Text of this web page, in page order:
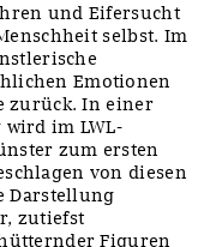
und Eifersucht
selbst. Im
Emotionen
zurück. In einer
im LWL-
zum ersten
von diesen
Darstellung
zutiefst
Figuren